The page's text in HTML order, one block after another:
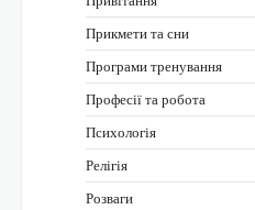
Прикмети та сни
Програми тренування
Професії та робота
Психологія
Релігія
Розваги